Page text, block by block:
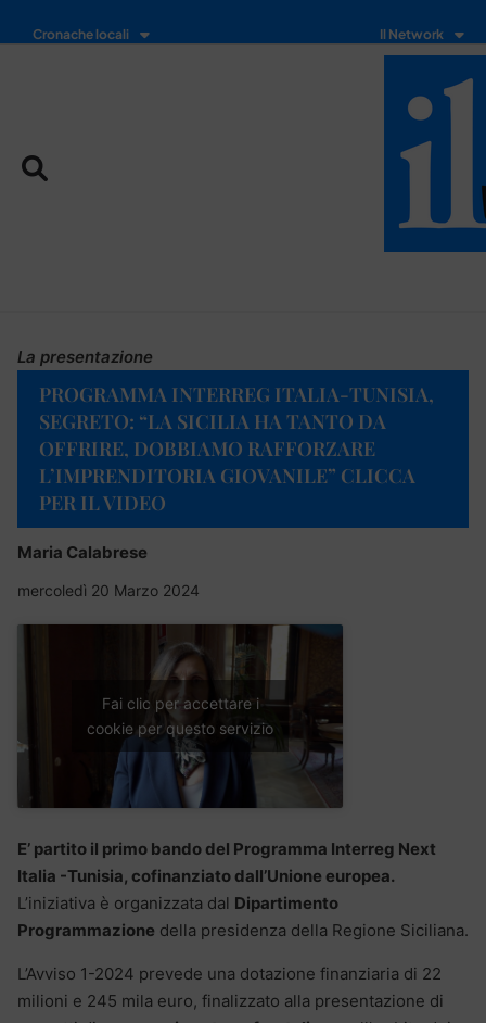
Cronache locali Il Network
La presentazione
PROGRAMMA INTERREG ITALIA-TUNISIA,
SEGRETO: “LA SICILIA HA TANTO DA
OFFRIRE, DOBBIAMO RAFFORZARE
L’IMPRENDITORIA GIOVANILE” CLICCA
PER IL VIDEO
Maria Calabrese
mercoledì 20 Marzo 2024
Fai clic per accettare i
cookie per questo servizio
E’ partito il primo bando del Programma Interreg Next
Italia -Tunisia, cofinanziato dall’Unione europea.
L’iniziativa è organizzata dal Dipartimento
Programmazione della presidenza della Regione Siciliana.
L’Avviso 1-2024 prevede una dotazione finanziaria di 22
milioni e 245 mila euro, finalizzato alla presentazione di